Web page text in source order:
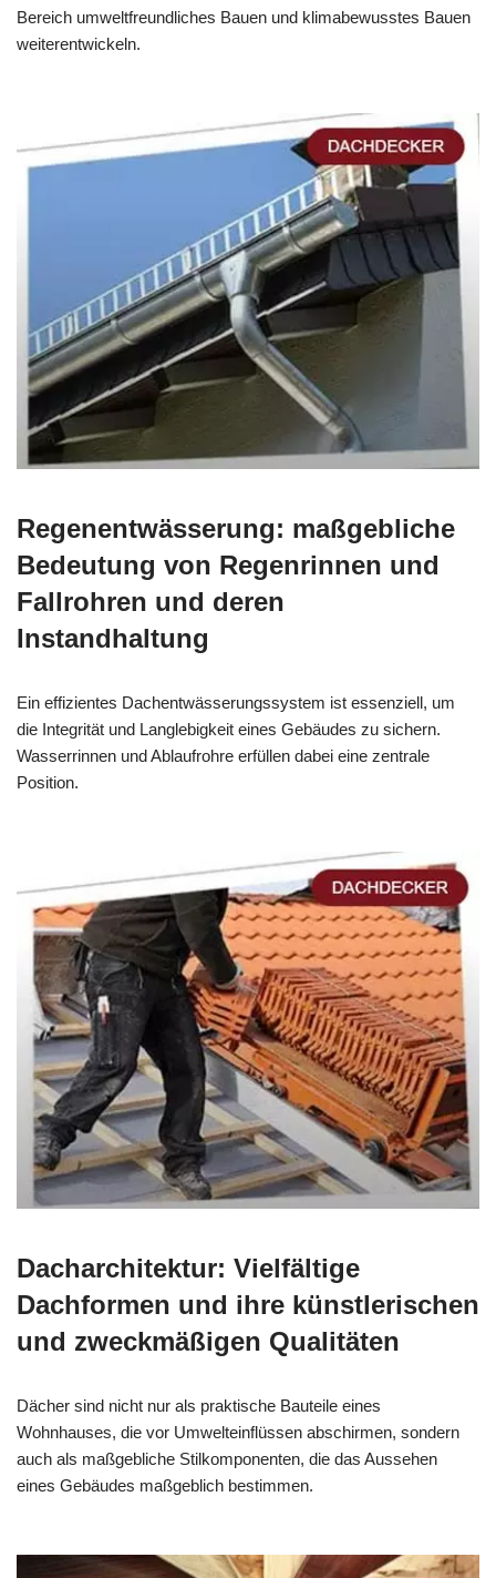
Bereich umweltfreundliches Bauen und klimabewusstes Bauen
weiterentwickeln.
Regenentwässerung: maßgebliche
Bedeutung von Regenrinnen und
Fallrohren und deren
Instandhaltung
Ein effizientes Dachentwässerungssystem ist essenziell, um
die Integrität und Langlebigkeit eines Gebäudes zu sichern.
Wasserrinnen und Ablaufrohre erfüllen dabei eine zentrale
Position.
Dacharchitektur: Vielfältige
Dachformen und ihre künstlerischen
und zweckmäßigen Qualitäten
Dächer sind nicht nur als praktische Bauteile eines
Wohnhauses, die vor Umwelteinflüssen abschirmen, sondern
auch als maßgebliche Stilkomponenten, die das Aussehen
eines Gebäudes maßgeblich bestimmen.